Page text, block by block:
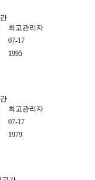
최고관리자
07-17
1995
최고관리자
07-17
1979